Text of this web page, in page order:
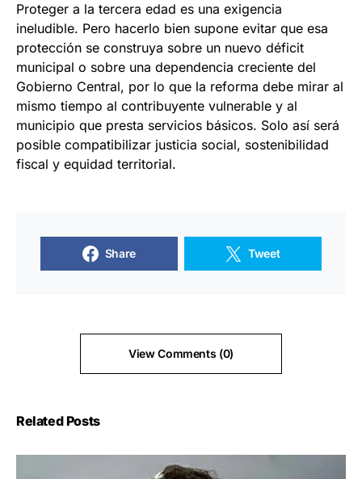
Proteger a la tercera edad es una exigencia
ineludible. Pero hacerlo bien supone evitar que esa
protección se construya sobre un nuevo déficit
municipal o sobre una dependencia creciente del
Gobierno Central, por lo que la reforma debe mirar al
mismo tiempo al contribuyente vulnerable y al
municipio que presta servicios básicos. Solo así será
posible compatibilizar justicia social, sostenibilidad
fiscal y equidad territorial.
Share Tweet
View Comments (0)
Related Posts